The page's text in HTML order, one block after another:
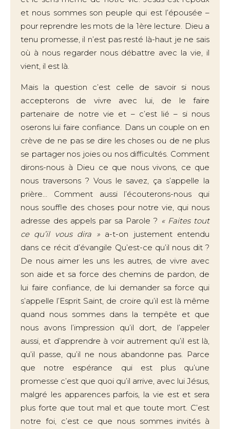
et nous sommes son peuple qui est l’épousée –
pour reprendre les mots de la 1ère lecture. Dieu a
tenu promesse, il n’est pas resté là-haut je ne sais
où à nous regarder nous débattre avec la vie, il
vient, il est là.
Mais la question c’est celle de savoir si nous
accepterons de vivre avec lui, de le faire
partenaire de notre vie et – c’est lié – si nous
oserons lui faire confiance. Dans un couple on en
crève de ne pas se dire les choses ou de ne plus
se partager nos joies ou nos difficultés. Comment
dirons-nous à Dieu ce que nous vivons, ce que
nous traversons ? Vous le savez, ça s’appelle la
prière… Comment aussi l’écouterons-nous qui
nous souffle des choses pour notre vie, qui nous
adresse des appels par sa Parole ? « Faites tout
ce qu’il vous dira »a-t-on justement entendu
dans ce récit d’évangile Qu’est-ce qu’il nous dit ?
De nous aimer les uns les autres, de vivre avec
son aide et sa force des chemins de pardon, de
lui faire confiance, de lui demander sa force qui
s’appelle l’Esprit Saint, de croire qu’il est là même
quand nous sommes dans la tempête et que
nous avons l’impression qu’il dort, de l’appeler
aussi, et d’apprendre à voir autrement qu’il est là,
qu’il passe, qu’il ne nous abandonne pas. Parce
que notre espérance qui est plus qu’une
promesse c’est que quoi qu’il arrive, avec lui Jésus,
malgré les apparences parfois, la vie est et sera
plus forte que tout mal et que toute mort. C’est
notre foi, c’est ce que nous sommes invités à